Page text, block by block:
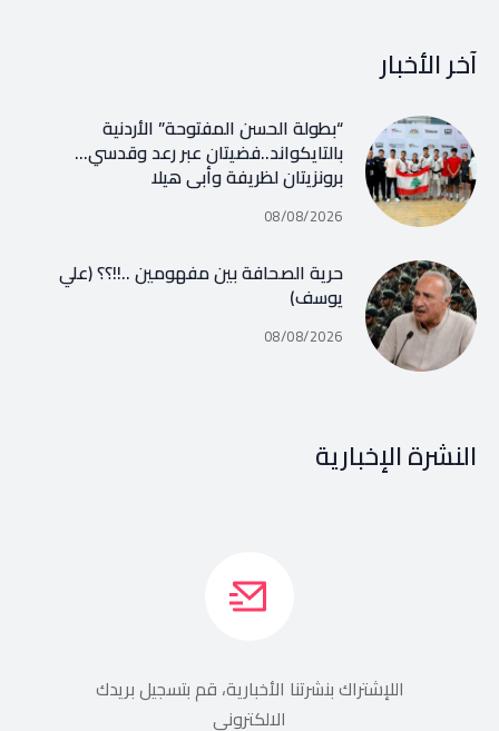
آخر الأخبار
“بطولة الحسن المفتوحة” الأردنية
بالتايكواند..فضيتان عبر رعد وقدسي…
برونزيتان لظريفة وأبي هيلا
08/08/2026
حرية الصحافة بين مفهومين ..!!؟؟ (علي
يوسف)
08/08/2026
النشرة الإخبارية
اللإشتراك بنشرتنا الأخبارية، قم بتسجيل بريدك
الالكتروني